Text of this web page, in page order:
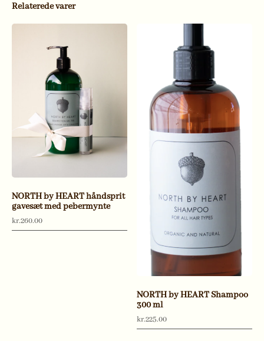
Relaterede varer
NORTH by HEART håndsprit
gavesæt med pebermynte
kr.260.00
NORTH by HEART Shampoo
300 ml
kr.225.00